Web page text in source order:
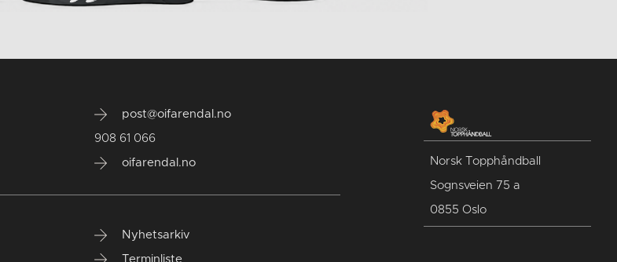
post@oifarendal.no
908 61 066
oifarendal.no
Nyhetsarkiv
Terminliste
Norsk Topphåndball
Sognsveien 75 a
0855 Oslo